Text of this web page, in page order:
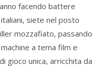
facendo battere
siete nel posto
mozzafiato, passando
a tema film e
gioco unica, arricchita da